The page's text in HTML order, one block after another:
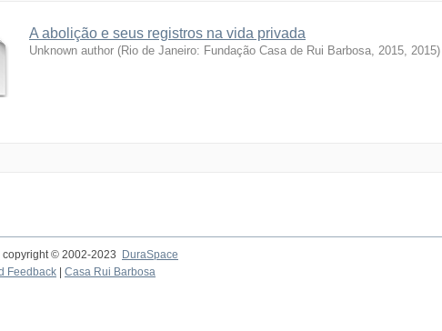
A abolição e seus registros na vida privada
Unknown author (Rio de Janeiro: Fundação Casa de Rui Barbosa, 2015, 2015)
copyright © 2002-2023 DuraSpace
Feedback Casa Rui Barbosa